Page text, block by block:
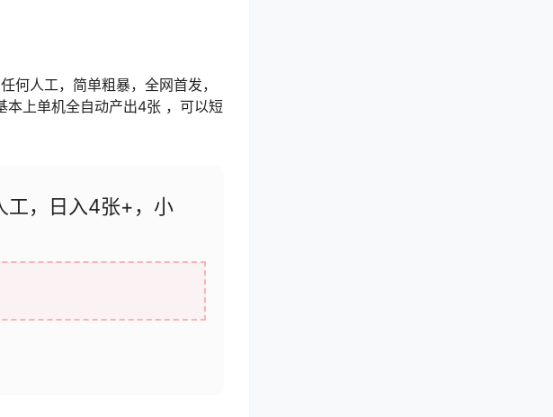
何人工，简单粗暴，全网首发，
本上单机全自动产出4张 ，可以短
工，日入4张+，小